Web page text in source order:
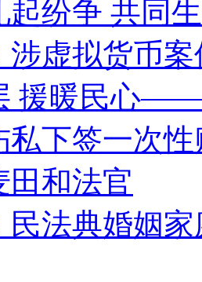
起纷争 共同
涉虚拟货币
援暖民心
私下签一次
田和法官
民法典婚姻